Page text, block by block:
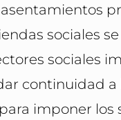
sociales
sociales
continuidad a
imponer los